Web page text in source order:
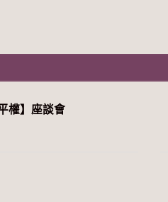
權】座談會